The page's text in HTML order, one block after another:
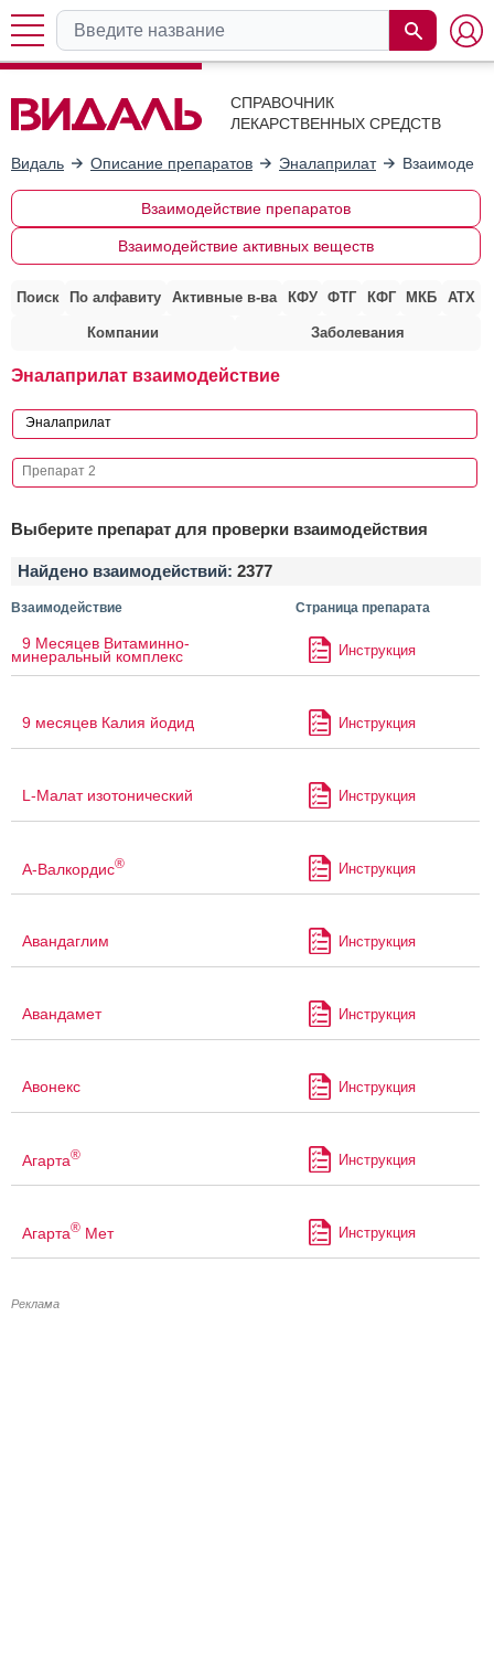
СПРАВОЧНИК
ЛЕКАРСТВЕННЫХ СРЕДСТВ
Видаль Описание препаратов Эналаприлат
Взаимодействие препаратов
Взаимодействие активных веществ
Поиск По алфавиту Активные в-ва КФУ ФТГ КФГ МКБ АТХ
Компании Заболевания
Эналаприлат взаимодействие
Выберите препарат для проверки взаимодействия
Найдено взаимодействий: 2377
Взаимодействие Страница препарата
9 Месяцев Витаминно-
минеральный комплекс Инструкция
9 месяцев Калия йодид Инструкция
L-Малат изотонический Инструкция
А-Валкордис® Инструкция
Авандаглим Инструкция
Авандамет Инструкция
Авонекс Инструкция
Агарта® Инструкция
Агарта® Мет Инструкция
Реклама